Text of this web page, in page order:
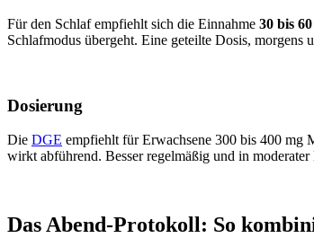
Für den Schlaf empfiehlt sich die Einnahme 30 bis
Schlafmodus übergeht. Eine geteilte Dosis, morgens
Dosierung
Die DGE empfiehlt für Erwachsene 300 bis 400 mg
wirkt abführend. Besser regelmäßig und in moderater
Das Abend-Protokoll: So